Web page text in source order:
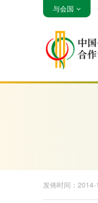
安哥拉
与会国
发佈时间：2014-